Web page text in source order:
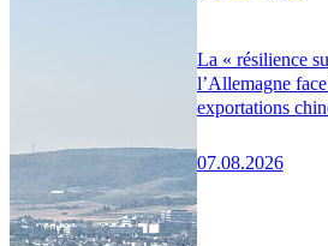
La « résilience
l’Allemagne
exportations
07.08.2026